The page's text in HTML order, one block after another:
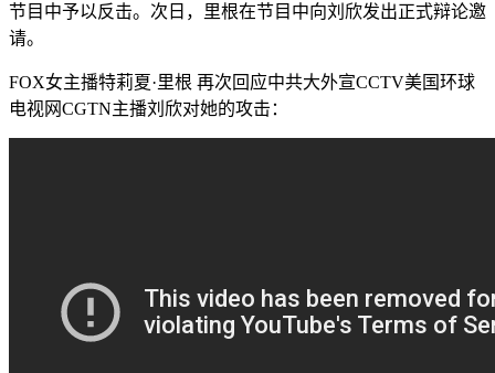
节目中予以反击。次日，里根在节目中向刘欣发出正式辩论邀
请。
FOX女主播特莉夏·里根 再次回应中共大外宣CCTV美国环球
电视网CGTN主播刘欣对她的攻击：